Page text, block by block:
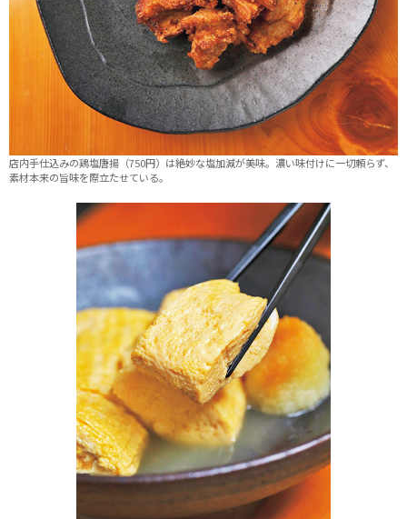
店内手仕込みの鶏塩唐揚（750円）は絶妙な塩加減が美味。濃い味付けに一切頼らず、
素材本来の旨味を際立たせている。